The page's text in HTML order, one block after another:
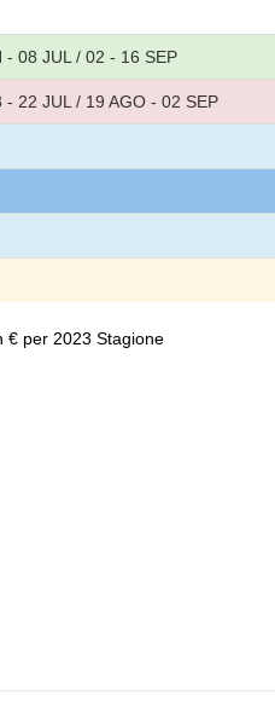
- 08 JUL / 02 - 16 SEP
- 22 JUL / 19 AGO - 02 SEP
€ per 2023 Stagione